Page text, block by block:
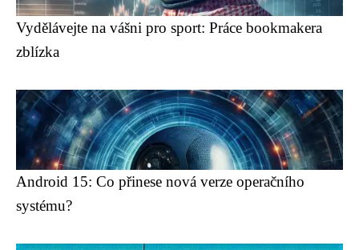
Vydělávejte na vášni pro sport: Práce bookmakera
zblízka
Android 15: Co přinese nová verze operačního
systému?